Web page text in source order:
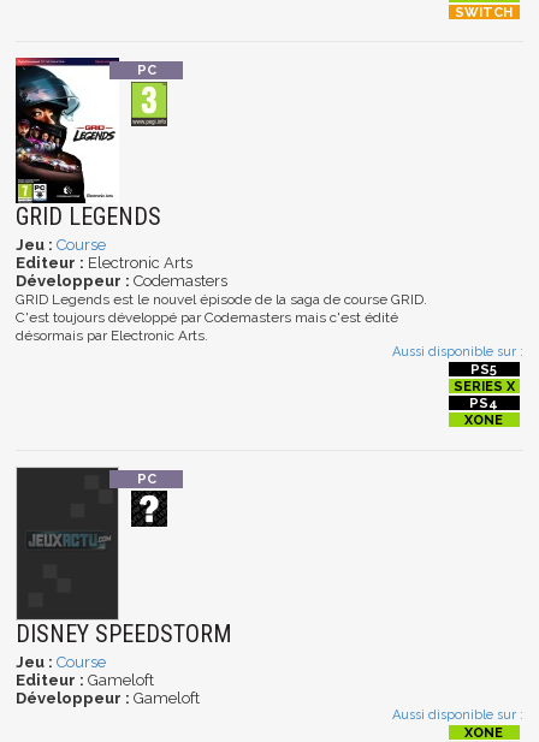
GRID LEGENDS
Jeu : Course
Editeur : Electronic Arts
Développeur : Codemasters
GRID Legends est le nouvel épisode de la saga de course GRID.
C'est toujours développé par Codemasters mais c'est édité
désormais par Electronic Arts.
Aussi disponible sur :
DISNEY SPEEDSTORM
Jeu : Course
Editeur : Gameloft
Développeur : Gameloft
Aussi disponible sur :